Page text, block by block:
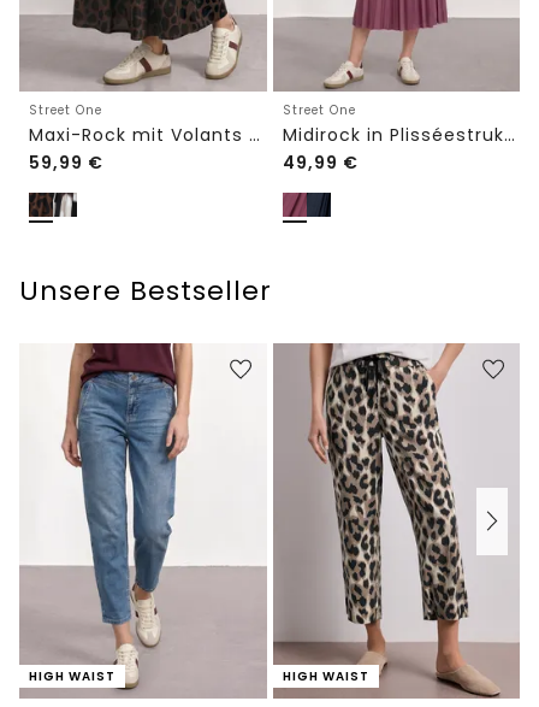
Street One
Maxi-Rock mit Volants und Print
59,99 €
Street One
Midirock in Plisséestruktur
49,99 €
Unsere Bestseller
HIGH WAIST HIGH WAIST